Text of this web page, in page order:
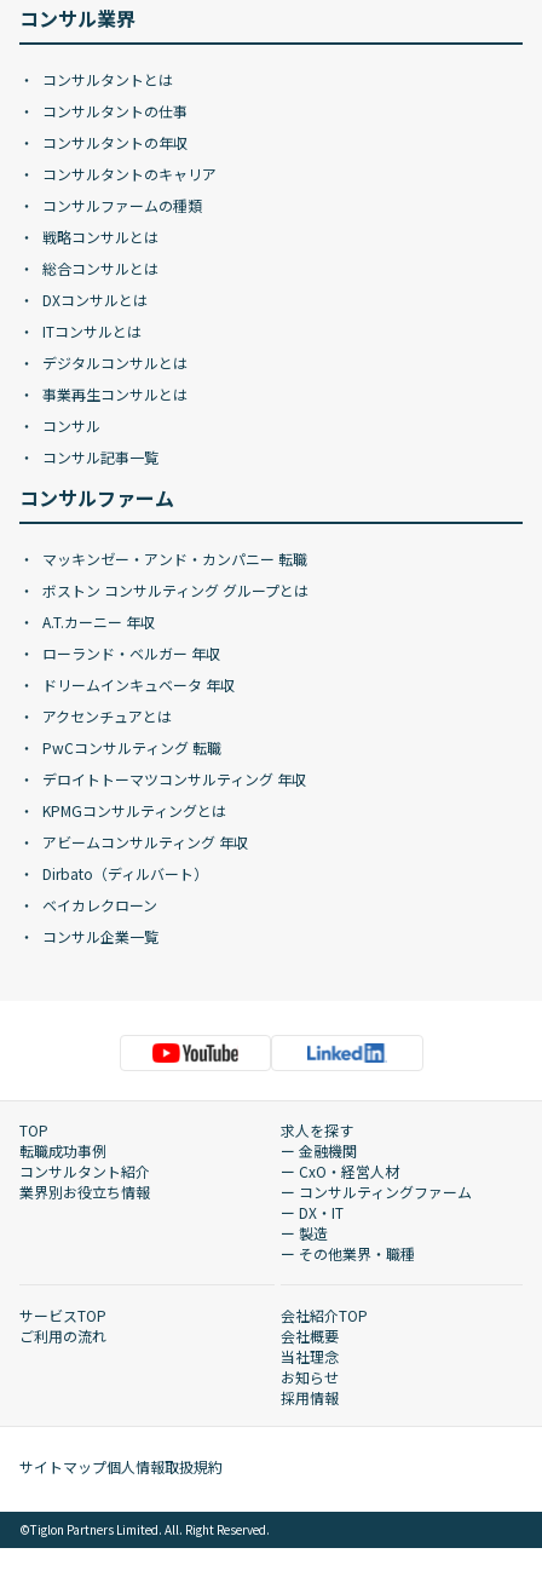
コンサル業界
コンサルタントとは
コンサルタントの仕事
コンサルタントの年収
コンサルタントのキャリア
コンサルファームの種類
戦略コンサルとは
総合コンサルとは
DXコンサルとは
ITコンサルとは
デジタルコンサルとは
事業再生コンサルとは
コンサル
コンサル記事一覧
コンサルファーム
マッキンゼー・アンド・カンパニー 転職
ボストン コンサルティング グループとは
A.T.カーニー 年収
ローランド・ベルガー 年収
ドリームインキュベータ 年収
アクセンチュアとは
PwCコンサルティング 転職
デロイトトーマツコンサルティング 年収
KPMGコンサルティングとは
アビームコンサルティング 年収
Dirbato（ディルバート）
ベイカレクローン
コンサル企業一覧
TOP
転職成功事例
コンサルタント紹介
業界別お役立ち情報
求人を探す
ー 金融機関
ー CxO・経営人材
ー コンサルティングファーム
ー DX・IT
ー 製造
ー その他業界・職種
サービスTOP
ご利用の流れ
会社紹介TOP
会社概要
当社理念
お知らせ
採用情報
サイトマップ個人情報取扱規約
©︎Tiglon Partners Limited. All. Right Reserved.